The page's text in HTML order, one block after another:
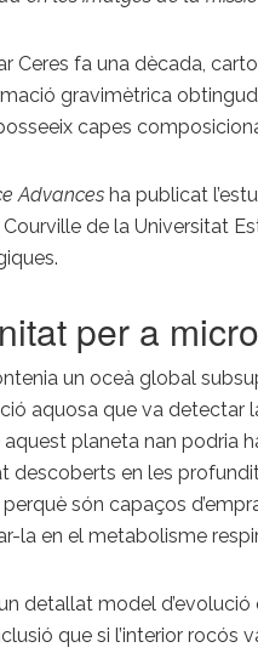
Ceres fa una dècada,
gravimètrica
capes
Advances ha publicat
Courville de la Universitat
per a
un oceà global
aquosa que va
planeta nan podria
descoberts en les
són capaços
la en el metabolisme
detallat model
que si l’interior